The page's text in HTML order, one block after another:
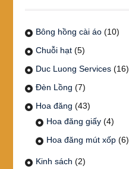
Bông hồng cài áo (10)
Chuỗi hạt (5)
Duc Luong Services (16)
Đèn Lồng (7)
Hoa đăng (43)
Hoa đăng giấy (4)
Hoa đăng mút xốp (6)
Kinh sách (2)